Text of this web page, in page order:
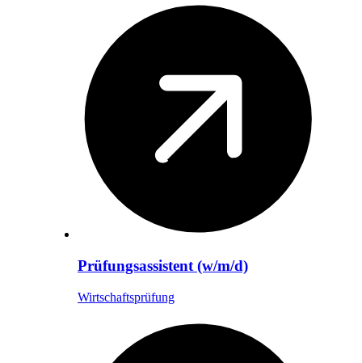
Prüfungsassistent (w/m/d)
Wirtschaftsprüfung